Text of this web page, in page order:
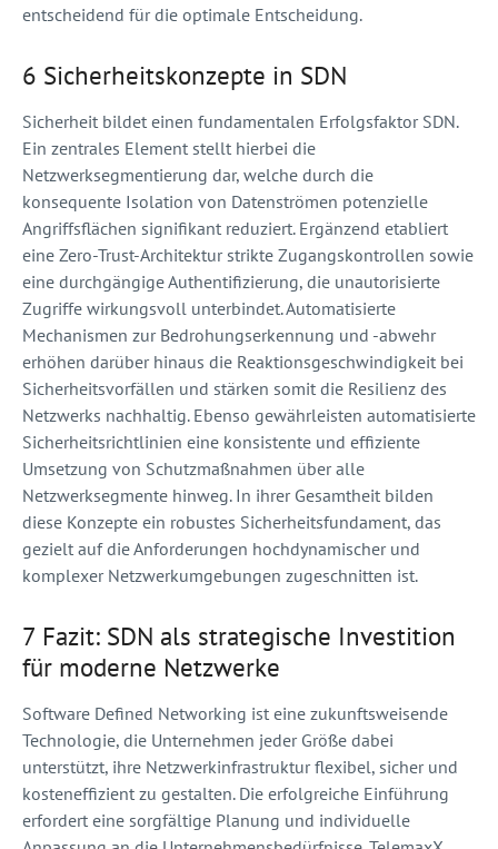
entscheidend für die optimale Entscheidung.
6 Sicherheitskonzepte in SDN
Sicherheit bildet einen fundamentalen Erfolgsfaktor SDN.
Ein zentrales Element stellt hierbei die
Netzwerksegmentierung dar, welche durch die
konsequente Isolation von Datenströmen potenzielle
Angriffsflächen signifikant reduziert. Ergänzend etabliert
eine Zero-Trust-Architektur strikte Zugangskontrollen sowie
eine durchgängige Authentifizierung, die unautorisierte
Zugriffe wirkungsvoll unterbindet. Automatisierte
Mechanismen zur Bedrohungserkennung und -abwehr
erhöhen darüber hinaus die Reaktionsgeschwindigkeit bei
Sicherheitsvorfällen und stärken somit die Resilienz des
Netzwerks nachhaltig. Ebenso gewährleisten automatisierte
Sicherheitsrichtlinien eine konsistente und effiziente
Umsetzung von Schutzmaßnahmen über alle
Netzwerksegmente hinweg. In ihrer Gesamtheit bilden
diese Konzepte ein robustes Sicherheitsfundament, das
gezielt auf die Anforderungen hochdynamischer und
komplexer Netzwerkumgebungen zugeschnitten ist.
7 Fazit: SDN als strategische Investition
für moderne Netzwerke
Software Defined Networking ist eine zukunftsweisende
Technologie, die Unternehmen jeder Größe dabei
unterstützt, ihre Netzwerkinfrastruktur flexibel, sicher und
kosteneffizient zu gestalten. Die erfolgreiche Einführung
erfordert eine sorgfältige Planung und individuelle